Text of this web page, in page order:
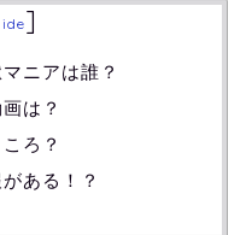
]
ニアは誰？
は？
ろ？
ある！？